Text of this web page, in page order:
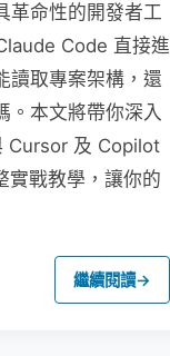
革命性的開發者工
Code 直接進
讀取專案架構，還
。本文將帶你深入
Cursor 及 Copilot
實戰教學，讓你的
繼續閱讀→